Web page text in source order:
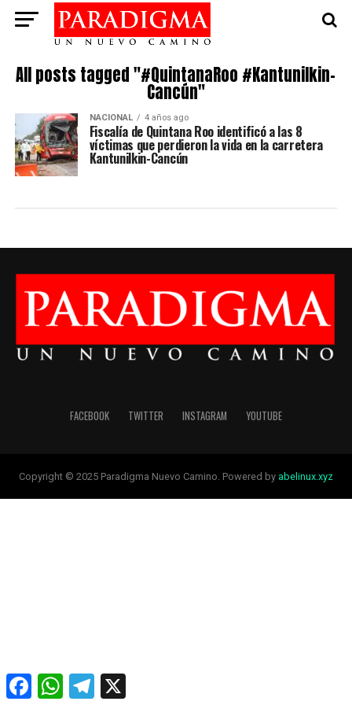
All posts tagged "#QuintanaRoo #Kantunilkin-
Cancún"
NACIONAL 4 años ago
Fiscalía de Quintana Roo identificó a las 8
víctimas que perdieron la vida en la carretera
Kantunilkin-Cancún
FACEBOOK TWITTER INSTAGRAM YOUTUBE
Copyright © 2025 Paradigma Nuevo Camino. Powered by abelinux.xyz
FacebookWhatsAppTelegram